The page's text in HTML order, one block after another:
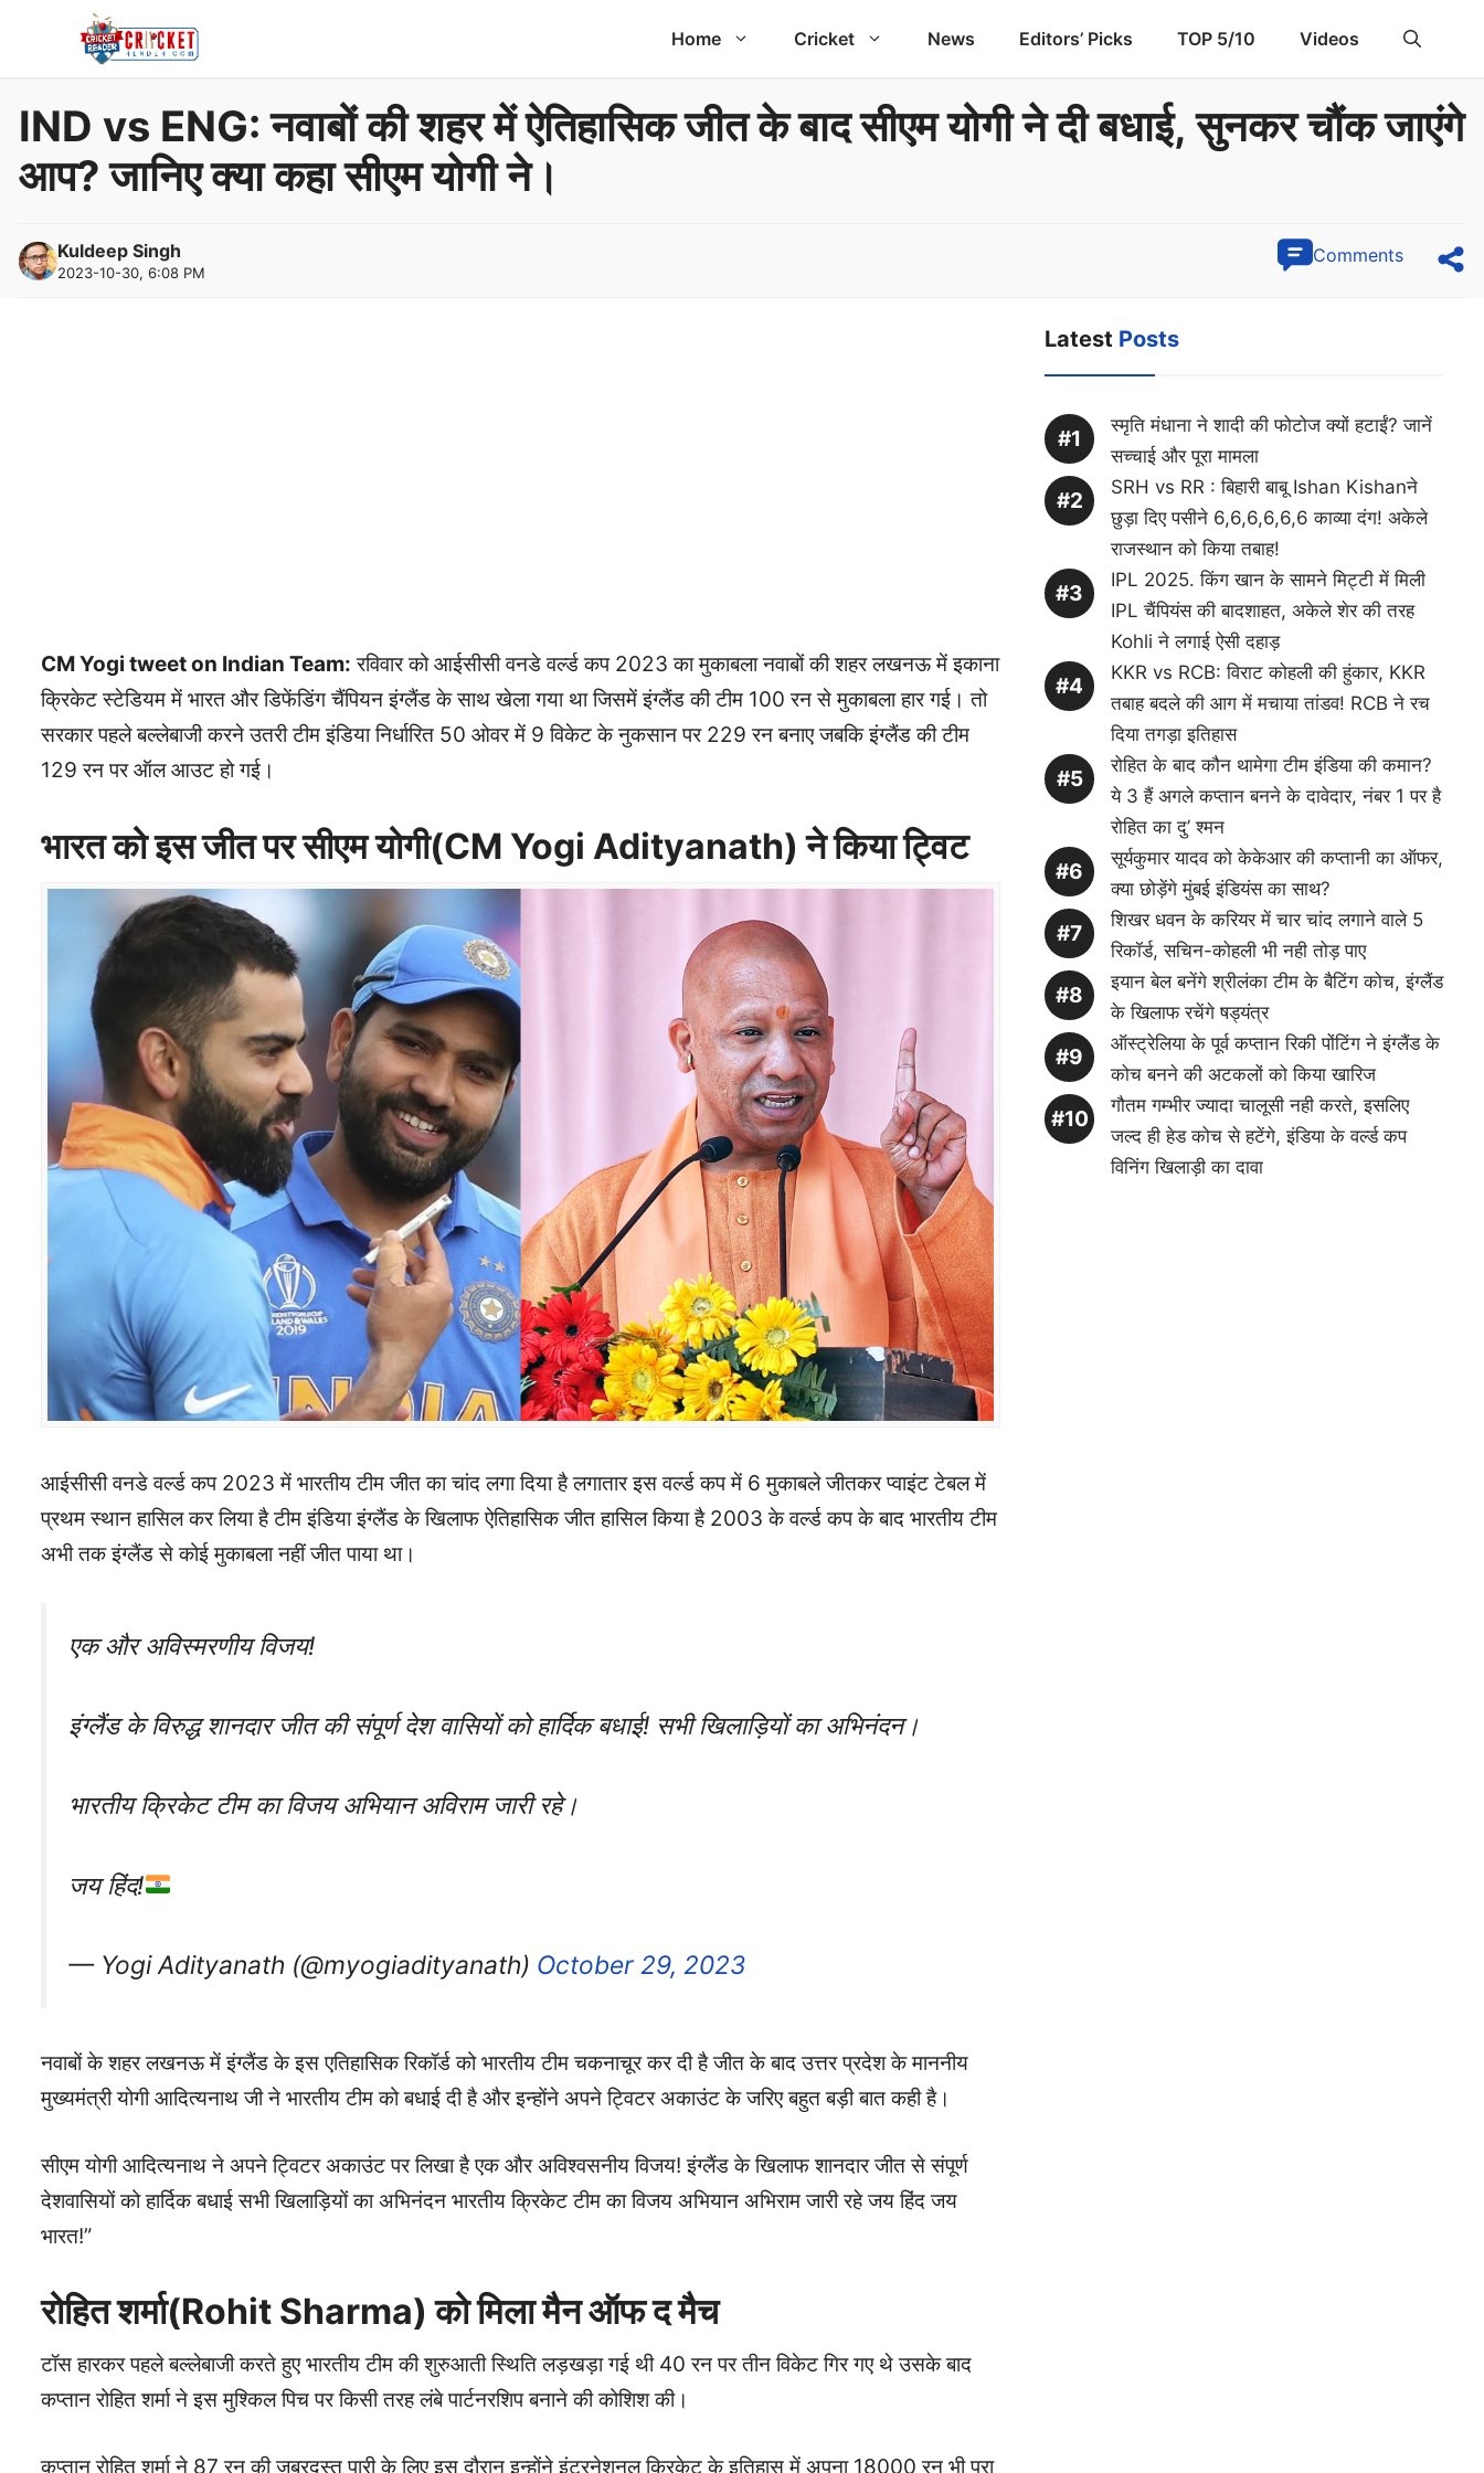
Home Cricket News Editors’ Picks TOP 5/10 Videos
IND vs ENG: नवाबों की शहर में ऐतिहासिक जीत के बाद सीएम योगी ने दी बधाई, सुनकर चौंक जाएंगे
आप? जानिए क्या कहा सीएम योगी ने।
Kuldeep Singh
2023-10-30, 6:08 PM
Comments
CM Yogi tweet on Indian Team: रविवार को आईसीसी वनडे वर्ल्ड कप 2023 का मुकाबला नवाबों की शहर लखनऊ में इकाना
क्रिकेट स्टेडियम में भारत और डिफेंडिंग चैंपियन इंग्लैंड के साथ खेला गया था जिसमें इंग्लैंड की टीम 100 रन से मुकाबला हार गई। तो
सरकार पहले बल्लेबाजी करने उतरी टीम इंडिया निर्धारित 50 ओवर में 9 विकेट के नुकसान पर 229 रन बनाए जबकि इंग्लैंड की टीम
129 रन पर ऑल आउट हो गई।
भारत को इस जीत पर सीएम योगी(CM Yogi Adityanath) ने किया ट्विट
आईसीसी वनडे वर्ल्ड कप 2023 में भारतीय टीम जीत का चांद लगा दिया है लगातार इस वर्ल्ड कप में 6 मुकाबले जीतकर प्वाइंट टेबल में
प्रथम स्थान हासिल कर लिया है टीम इंडिया इंग्लैंड के खिलाफ ऐतिहासिक जीत हासिल किया है 2003 के वर्ल्ड कप के बाद भारतीय टीम
अभी तक इंग्लैंड से कोई मुकाबला नहीं जीत पाया था।
एक और अविस्मरणीय विजय!
इंग्लैंड के विरुद्ध शानदार जीत की संपूर्ण देश वासियों को हार्दिक बधाई! सभी खिलाड़ियों का अभिनंदन।
भारतीय क्रिकेट टीम का विजय अभियान अविराम जारी रहे।
जय हिंद!
— Yogi Adityanath (@myogiadityanath) October 29, 2023
नवाबों के शहर लखनऊ में इंग्लैंड के इस एतिहासिक रिकॉर्ड को भारतीय टीम चकनाचूर कर दी है जीत के बाद उत्तर प्रदेश के माननीय
मुख्यमंत्री योगी आदित्यनाथ जी ने भारतीय टीम को बधाई दी है और इन्होंने अपने ट्विटर अकाउंट के जरिए बहुत बड़ी बात कही है।
सीएम योगी आदित्यनाथ ने अपने ट्विटर अकाउंट पर लिखा है एक और अविश्वसनीय विजय! इंग्लैंड के खिलाफ शानदार जीत से संपूर्ण
देशवासियों को हार्दिक बधाई सभी खिलाड़ियों का अभिनंदन भारतीय क्रिकेट टीम का विजय अभियान अभिराम जारी रहे जय हिंद जय
भारत!”
रोहित शर्मा(Rohit Sharma) को मिला मैन ऑफ द मैच
टॉस हारकर पहले बल्लेबाजी करते हुए भारतीय टीम की शुरुआती स्थिति लड़खड़ा गई थी 40 रन पर तीन विकेट गिर गए थे उसके बाद
कप्तान रोहित शर्मा ने इस मुश्किल पिच पर किसी तरह लंबे पार्टनरशिप बनाने की कोशिश की।
कप्तान रोहित शर्मा ने 87 रन की जबरदस्त पारी के लिए इस दौरान इन्होंने इंटरनेशनल क्रिकेट के इतिहास में अपना 18000 रन भी पूरा
Latest Posts
स्मृति मंधाना ने शादी की फोटोज क्यों हटाईं? जानें
सच्चाई और पूरा मामला
SRH vs RR : बिहारी बाबू Ishan Kishanने
छुड़ा दिए पसीने 6,6,6,6,6,6 काव्या दंग! अकेले
राजस्थान को किया तबाह!
IPL 2025. किंग खान के सामने मिट्टी में मिली
IPL चैंपियंस की बादशाहत, अकेले शेर की तरह
Kohli ने लगाई ऐसी दहाड़
KKR vs RCB: विराट कोहली की हुंकार, KKR
तबाह बदले की आग में मचाया तांडव! RCB ने रच
दिया तगड़ा इतिहास
रोहित के बाद कौन थामेगा टीम इंडिया की कमान?
ये 3 हैं अगले कप्तान बनने के दावेदार, नंबर 1 पर है
रोहित का दु’ श्मन
सूर्यकुमार यादव को केकेआर की कप्तानी का ऑफर,
क्या छोड़ेंगे मुंबई इंडियंस का साथ?
शिखर धवन के करियर में चार चांद लगाने वाले 5
रिकॉर्ड, सचिन-कोहली भी नही तोड़ पाए
इयान बेल बनेंगे श्रीलंका टीम के बैटिंग कोच, इंग्लैंड
के खिलाफ रचेंगे षड्यंत्र
ऑस्ट्रेलिया के पूर्व कप्तान रिकी पोंटिंग ने इंग्लैंड के
कोच बनने की अटकलों को किया खारिज
गौतम गम्भीर ज्यादा चालूसी नही करते, इसलिए
जल्द ही हेड कोच से हटेंगे, इंडिया के वर्ल्ड कप
विनिंग खिलाड़ी का दावा